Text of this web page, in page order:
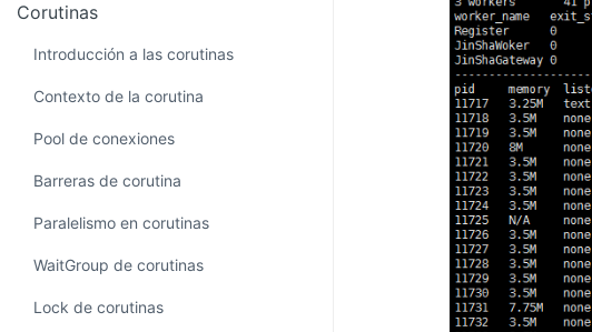
Corutinas
Introducción a las corutinas
Contexto de la corutina
Pool de conexiones
Barreras de corutina
Paralelismo en corutinas
WaitGroup de corutinas
Lock de corutinas